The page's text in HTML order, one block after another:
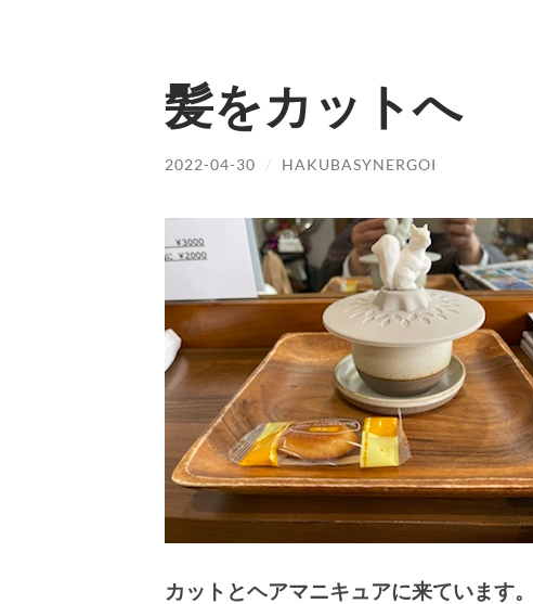
髪をカットへ
2022-04-30 / HAKUBASYNERGOI
カットとヘアマニキュアに来ています。